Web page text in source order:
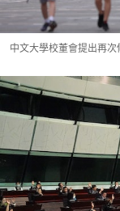
中文大學校董會提出再次